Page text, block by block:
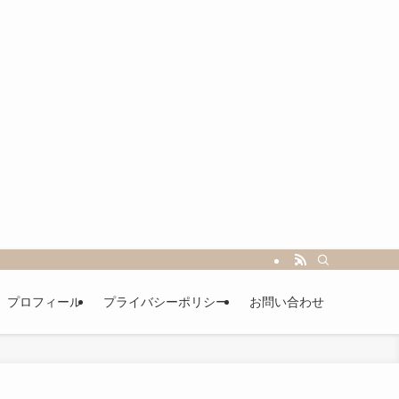
プロフィール プライバシーポリシー お問い合わせ